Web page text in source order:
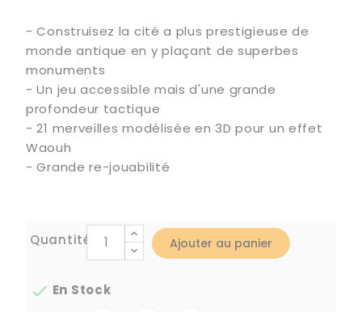
- Construisez la cité a plus prestigieuse de
monde antique en y plaçant de superbes
monuments
- Un jeu accessible mais d'une grande
profondeur tactique
- 21 merveilles modélisée en 3D pour un effet
Waouh
- Grande re-jouabilité
Quantité Ajouter au panier
 En Stock